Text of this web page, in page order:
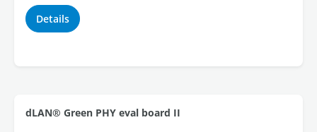
Details
dLAN® Green PHY eval board II